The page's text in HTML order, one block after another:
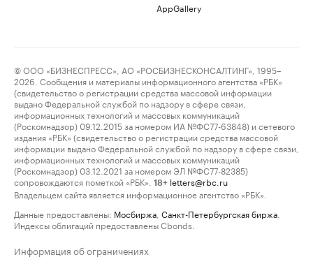
AppGallery
© ООО «БИЗНЕСПРЕСС», АО «РОСБИЗНЕСКОНСАЛТИНГ», 1995–
2026. Сообщения и материалы информационного агентства «РБК»
(свидетельство о регистрации средства массовой информации
выдано Федеральной службой по надзору в сфере связи,
информационных технологий и массовых коммуникаций
(Роскомнадзор) 09.12.2015 за номером ИА №ФС77-63848) и сетевого
издания «РБК» (свидетельство о регистрации средства массовой
информации выдано Федеральной службой по надзору в сфере связи,
информационных технологий и массовых коммуникаций
(Роскомнадзор) 03.12.2021 за номером ЭЛ №ФС77-82385)
сопровождаются пометкой «РБК».
18+ letters@rbc.ru
Владельцем сайта является информационное агентство «РБК».
Данные предоставлены: Мосбиржа Санкт-Петербургская биржа
Индексы облигаций предоставлены Cbonds.
Информация об ограничениях